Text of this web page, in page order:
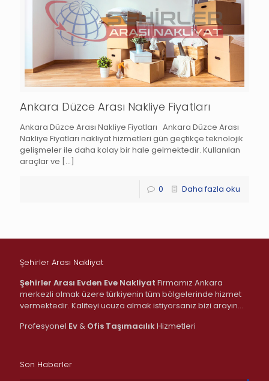
Ankara Düzce Arası Nakliye Fiyatları
Ankara Düzce Arası Nakliye Fiyatları Ankara Düzce Arası
Nakliye Fiyatları nakliyat hizmetleri gün geçtikçe teknolojik
gelişmeler ile daha kolay bir hale gelmektedir. Kullanılan
araçlar ve […]
0 Daha fazla oku
Şehirler Arası Nakliyat
Şehirler Arası Evden Eve Nakliyat Firmamız Ankara
merkezli olmak üzere türkiyenin tüm bölgelerinde hizmet
vermektedir. Kaliteyi ucuza almak istiyorsanız bizi arayın…
Profesyonel Ev& Ofis TaşımacılıkHizmetleri
Son Haberler